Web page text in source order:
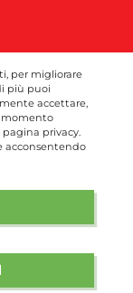
per migliorare
più puoi
accettare,
momento
privacy.
acconsentendo